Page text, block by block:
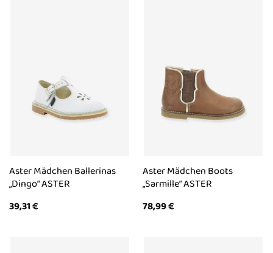
Aster Mädchen Ballerinas
„Dingo“ ASTER
39,31€
Aster Mädchen Boots
„Sarmille“ ASTER
78,99€